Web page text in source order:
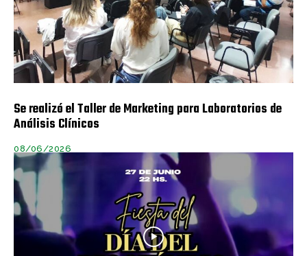
Se realizó el Taller de Marketing para Laboratorios de
Análisis Clínicos
08/06/2026